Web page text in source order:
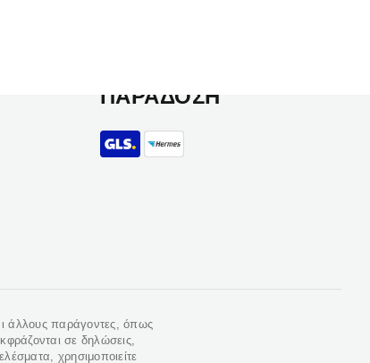
ΠΑΡΑΔΟΣΗ
άλλους παράγοντες, όπως
σε δηλώσεις,
χρησιμοποιείτε